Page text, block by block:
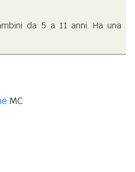
da 5 a 11 anni. Ha una
MC